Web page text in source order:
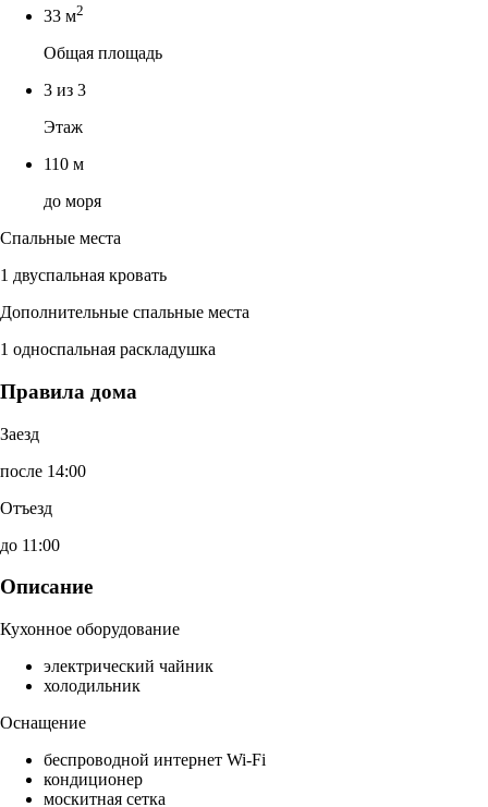
33 м2
Общая площадь
3 из 3
Этаж
110 м
до моря
Спальные места
1 двуспальная кровать
Дополнительные спальные места
1 односпальная раскладушка
Правила дома
Заезд
после 14:00
Отъезд
до 11:00
Описание
Кухонное оборудование
электрический чайник
холодильник
Оснащение
беспроводной интернет Wi-Fi
кондиционер
москитная сетка